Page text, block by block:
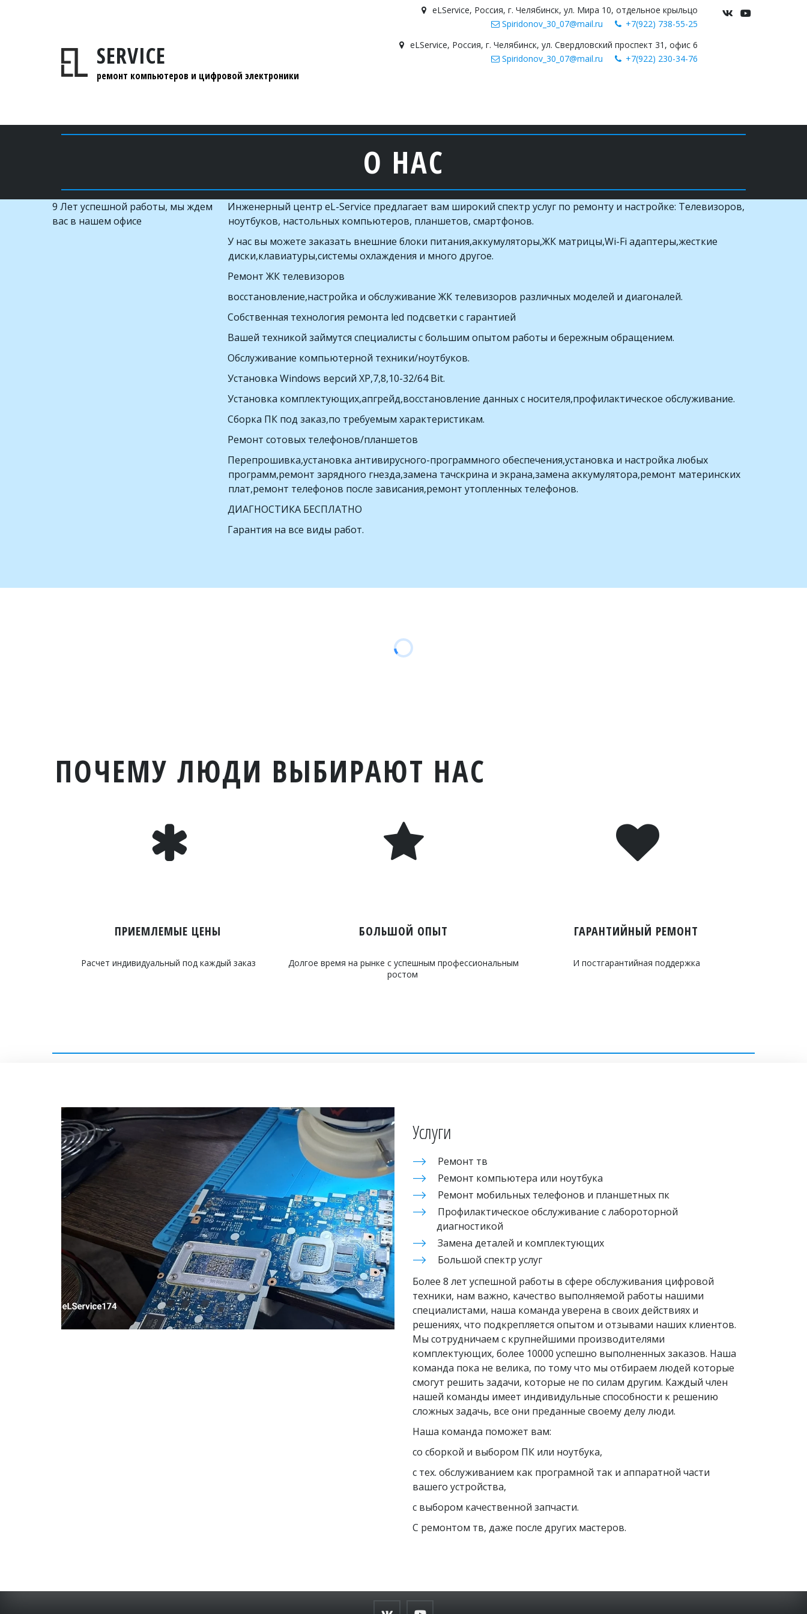
SERVICE
ремонт компьютеров и цифровой электроники
eLService, Россия, г. Челябинск, ул. Мира 10, отдельное крыльцо
+7(922) 738-55-25
Spiridonov_30_07@mail.ru
eLService, Россия, г. Челябинск, ул. Свердловский проспект 31 , офис 6
+7(922) 230-34-76
Spiridonov_30_07@mail.ru
О НАС
9 Лет успешной работы, мы ждем
вас в нашем офисе
Инженерный центр eL-Service предлагает вам широкий спектр услуг по ремонту и настройке: Телевизоров,
ноутбуков, настольных компьютеров, планшетов, смартфонов.
У нас вы можете заказать внешние блоки питания,аккумуляторы,ЖК матрицы,Wi-Fi адаптеры,жесткие
диски,клавиатуры,системы охлаждения и много другое.
Ремонт ЖК телевизоров
восстановление,настройка и обслуживание ЖК телевизоров различных моделей и диагоналей.
Собственная технология ремонта led подсветки с гарантией
Вашей техникой займутся специалисты с большим опытом работы и бережным обращением.
Обслуживание компьютерной техники/ноутбуков.
Установка Windows версий XP,7,8,10-32/64 Bit.
Установка комплектующих,апгрейд,восстановление данных с носителя,профилактическое обслуживание.
Сборка ПК под заказ,по требуемым характеристикам.
Ремонт сотовых телефонов/планшетов
Перепрошивка,установка антивирусного-программного обеспечения,установка и настройка любых
программ,ремонт зарядного гнезда,замена тачскрина и экрана,замена аккумулятора,ремонт материнских
плат,ремонт телефонов после зависания,ремонт утопленных телефонов.
ДИАГНОСТИКА БЕСПЛАТНО
Гарантия на все виды работ.
ПОЧЕМУ ЛЮДИ ВЫБИРАЮТ НАС
ПРИЕМЛЕМЫЕ ЦЕНЫ
Расчет индивидуальный под каждый заказ
БОЛЬШОЙ ОПЫТ
Долгое время на рынке с успешным профессиональным
ростом
ГАРАНТИЙНЫЙ РЕМОНТ
И постгарантийная поддержка
Услуги
Ремонт тв
Ремонт компьютера или ноутбука
Ремонт мобильных телефонов и планшетных пк
Профилактическое обслуживание с лабороторной
диагностикой
Замена деталей и комплектующих
Большой спектр услуг
Более 8 лет успешной работы в сфере обслуживания цифровой
техники, нам важно, качество выполняемой работы нашими
специалистами, наша команда уверена в своих действиях и
решениях, что подкрепляется опытом и отзывами наших клиентов.
Мы сотрудничаем с крупнейшими производителями
комплектующих, более 10000 успешно выполненных заказов. Наша
команда пока не велика, по тому что мы отбираем людей которые
смогут решить задачи, которые не по силам другим. Каждый член
нашей команды имеет индивидульные способности к решению
сложных задачь, все они преданные своему делу люди.
Наша команда поможет вам:
со сборкой и выбором ПК или ноутбука,
с тех. обслуживанием как програмной так и аппаратной части
вашего устройства,
с выбором качественной запчасти.
С ремонтом тв, даже после других мастеров.